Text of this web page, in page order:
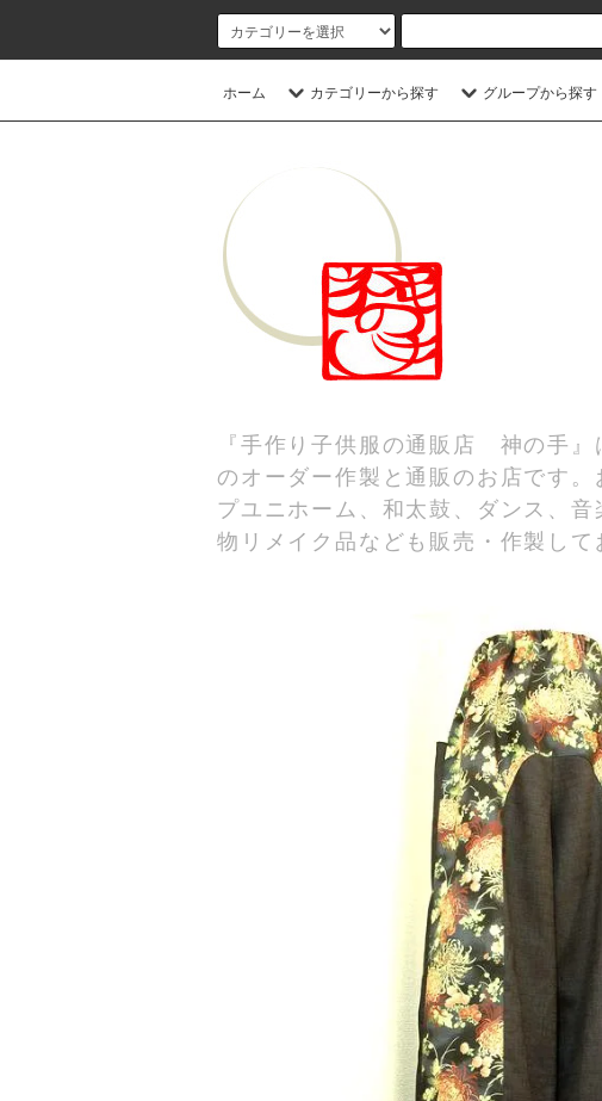
ホーム カテゴリーから探す グループから探す
『手作り子供服の通販店 神の手
のオーダー作製と通販のお店です
プユニホーム、和太鼓、ダンス、
物リメイク品なども販売・作製し